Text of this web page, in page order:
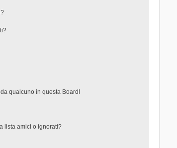
qualcuno in questa Board!
lista amici o ignorati?